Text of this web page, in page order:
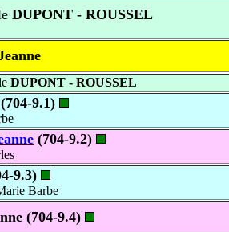
DUPONT - ROUSSEL
DUPONT - ROUSSEL
(704-9.1)
(704-9.2)
9.3)
Barbe
(704-9.4)